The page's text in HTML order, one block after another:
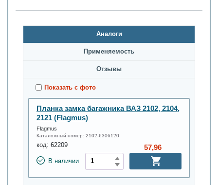
Аналоги
Применяемость
Oтзывы
Показать с фото
Планка замка багажника ВАЗ 2102, 2104,
2121 (Flagmus)
Flagmus
Каталожный номер: 2102-6306120
код: 62209
В наличии
57,96